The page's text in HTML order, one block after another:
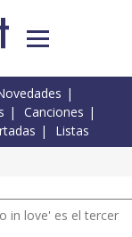
Canciones
Listas
in love' es el tercer